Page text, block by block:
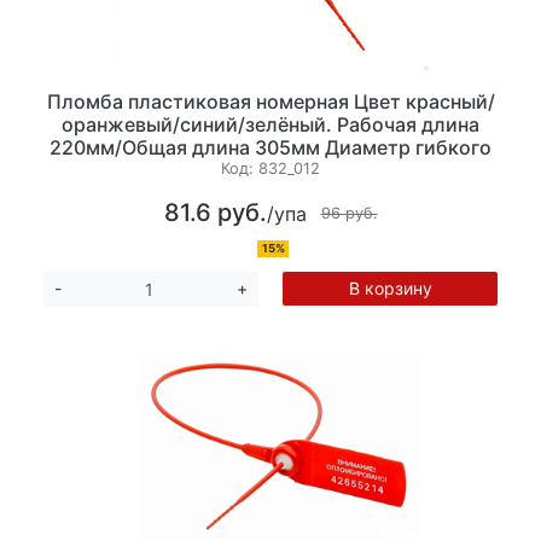
Пломба пластиковая номерная Цвет красный/
оранжевый/синий/зелёный. Рабочая длина
220мм/Общая длина 305мм Диаметр гибкого
элемента 2,3 мм. 10 шт/уп
Код: 832_012
81.6 руб./упа 96 руб.
15%
- + В корзину